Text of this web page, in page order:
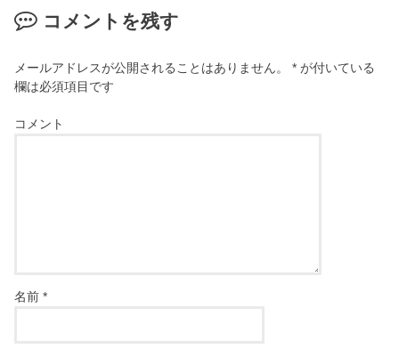
コメントを残す
メールアドレスが公開されることはありません。 * が付いている
欄は必須項目です
コメント
名前*